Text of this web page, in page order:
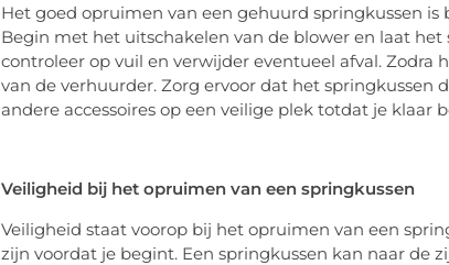
Het goed opruimen van een gehuurd springkussen
Begin met het uitschakelen van de blower en laat
controleer op vuil en verwijder eventueel afval. Zodra
van de verhuurder. Zorg ervoor dat het
andere accessoires op een veilige plek totdat je klaar
Veiligheid bij het opruimen van een springkussen
Veiligheid staat voorop bij het opruimen van een
zijn voordat je begint. Een springkussen kan naar de